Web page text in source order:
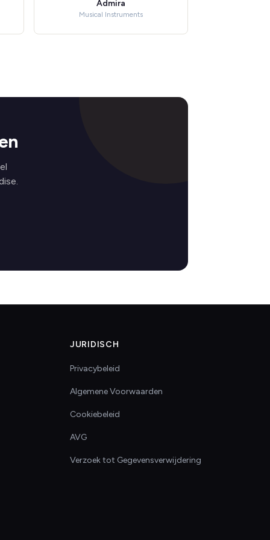
Admira
Musical Instruments
JURIDISCH
Privacybeleid
Algemene Voorwaarden
Cookiebeleid
AVG
Verzoek tot Gegevensverwijdering